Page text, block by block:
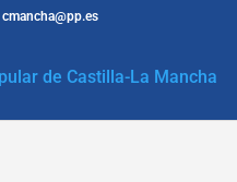
cmancha@pp.es